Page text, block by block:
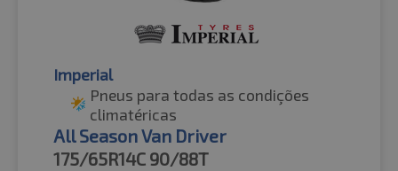
Imperial
Pneus para todas as condições
climatéricas
All Season Van Driver
175/65R14C 90/88T